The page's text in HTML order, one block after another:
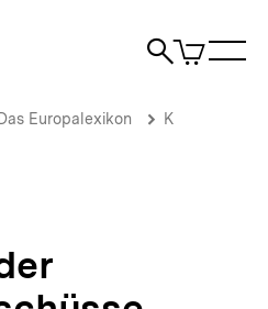
Suche
Artikel
im
Das Europalexikon K